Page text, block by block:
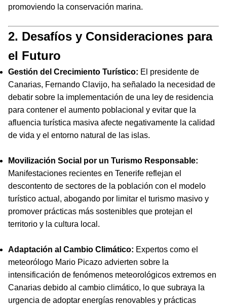
promoviendo la conservación marina.
2. Desafíos y Consideraciones para
el Futuro
Gestión del Crecimiento Turístico: El presidente de
Canarias, Fernando Clavijo, ha señalado la necesidad de
debatir sobre la implementación de una ley de residencia
para contener el aumento poblacional y evitar que la
afluencia turística masiva afecte negativamente la calidad
de vida y el entorno natural de las islas.
Movilización Social por un Turismo Responsable:
Manifestaciones recientes en Tenerife reflejan el
descontento de sectores de la población con el modelo
turístico actual, abogando por limitar el turismo masivo y
promover prácticas más sostenibles que protejan el
territorio y la cultura local.
Adaptación al Cambio Climático: Expertos como el
meteorólogo Mario Picazo advierten sobre la
intensificación de fenómenos meteorológicos extremos en
Canarias debido al cambio climático, lo que subraya la
urgencia de adoptar energías renovables y prácticas